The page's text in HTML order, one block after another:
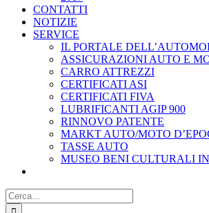
CONTATTI
NOTIZIE
SERVICE
IL PORTALE
ASSICURAZIONI AUTO E
CARRO ATTREZZI
CERTIFICATI ASI
CERTIFICATI FIVA
LUBRIFICANTI AGIP 900
RINNOVO PATENTE
MARKT AUTO/MOTO
TASSE AUTO
MUSEO BENI CULTURALI
Cerca
per: